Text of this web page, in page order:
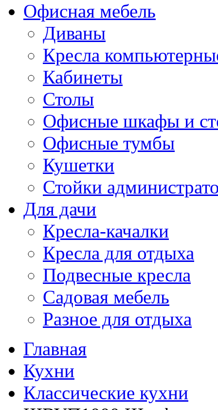
Офисная мебель
Диваны
Кресла
Кабинеты
Столы
Офисные шкафы и
Офисные тумбы
Кушетки
Стойки
Для дачи
Кресла-качалки
Кресла для отдыха
Подвесные кресла
Садовая мебель
Разное для отдыха
Главная
Кухни
Классические кухни